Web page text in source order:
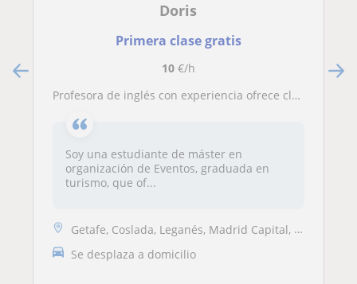
Doris
Primera clase gratis
10€/h
Profesora de inglés con experiencia ofrece clases particulares
Soy una estudiante de máster en
organización de Eventos, graduada en
turismo, que of...
Getafe, Coslada, Leganés, Madrid Capital, Alcobendas, Alcorcón, Fuenla...
Se desplaza a domicilio